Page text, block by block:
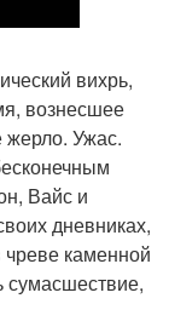
вихрь,
вознесшее
жерло. Ужас.
Вайс и
дневниках,
чреве каменной
сумасшествие,